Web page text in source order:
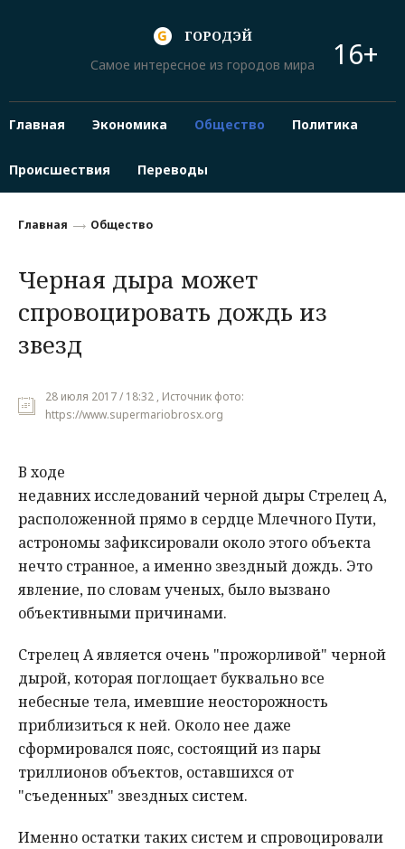
ГОРОДЭЙ
Самое интересное из городов мира
16+
Главная Экономика Общество Политика
Происшествия Переводы
Главная Общество
Черная дыра может
спровоцировать дождь из
звезд
28 июля 2017 / 18:32 , Источник фото:
https://www.supermariobrosx.org
В ходе
недавних исследований черной дыры Стрелец А,
расположенной прямо в сердце Млечного Пути,
астрономы зафиксировали около этого объекта
нечто странное, а именно звездный дождь. Это
явление, по словам ученых, было вызвано
объективными причинами.
Стрелец А является очень "прожорливой" черной
дырой, которая поглощает буквально все
небесные тела, имевшие неосторожность
приблизиться к ней. Около нее даже
сформировался пояс, состоящий из пары
триллионов объектов, оставшихся от
"съеденных" звездных систем.
Именно остатки таких систем и спровоцировали